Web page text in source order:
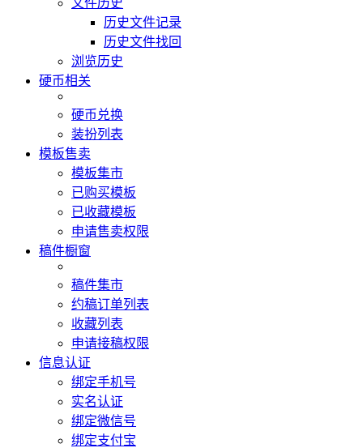
历史文件记录
历史文件找回
浏览历史
硬币相关
硬币兑换
装扮列表
模板售卖
模板集市
已购买模板
已收藏模板
申请售卖权限
稿件橱窗
稿件集市
约稿订单列表
收藏列表
申请接稿权限
信息认证
绑定手机号
实名认证
绑定微信号
绑定支付宝